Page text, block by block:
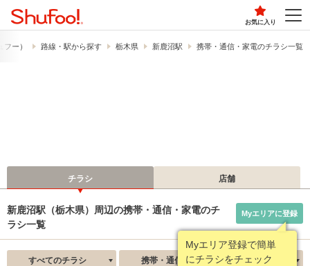
お気に入り
ー） 路線・駅から探す 栃木県 新鹿沼駅 携帯・通信・家電のチラシ一覧
チラシ 店舗
新鹿沼駅（栃木県）周辺の携帯・通信・家電のチ
ラシ一覧
Myエリア登録で簡単
にチラシをチェック
Myエリアに登録
すべてのチラシ 携帯・通信・家電 新着順